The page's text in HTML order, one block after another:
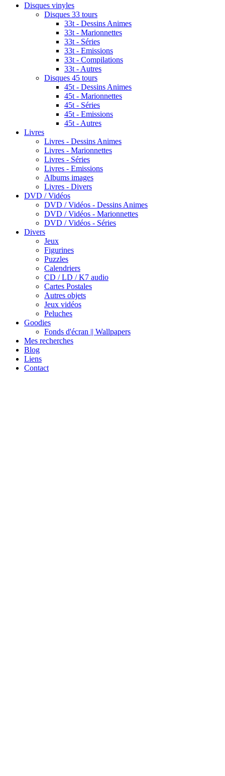
Disques vinyles
Disques 33 tours
33t - Dessins Animes
33t - Marionnettes
33t - Séries
33t - Emissions
33t - Compilations
33t - Autres
Disques 45 tours
45t - Dessins Animes
45t - Marionnettes
45t - Séries
45t - Emissions
45t - Autres
Livres
Livres - Dessins Animes
Livres - Marionnettes
Livres - Séries
Livres - Emissions
Albums images
Livres - Divers
DVD / Vidéos
DVD / Vidéos - Dessins Animes
DVD / Vidéos - Marionnettes
DVD / Vidéos - Séries
Divers
Jeux
Figurines
Puzzles
Calendriers
CD / LD / K7 audio
Cartes Postales
Autres objets
Jeux vidéos
Peluches
Goodies
Fonds d'écran || Wallpapers
Mes recherches
Blog
Liens
Contact